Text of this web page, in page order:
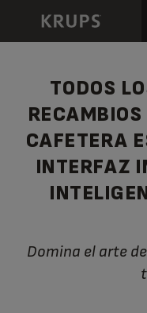
TODOS
CAFETERA
INTERFAZ
Domina el arte de hacer cafés espressos con